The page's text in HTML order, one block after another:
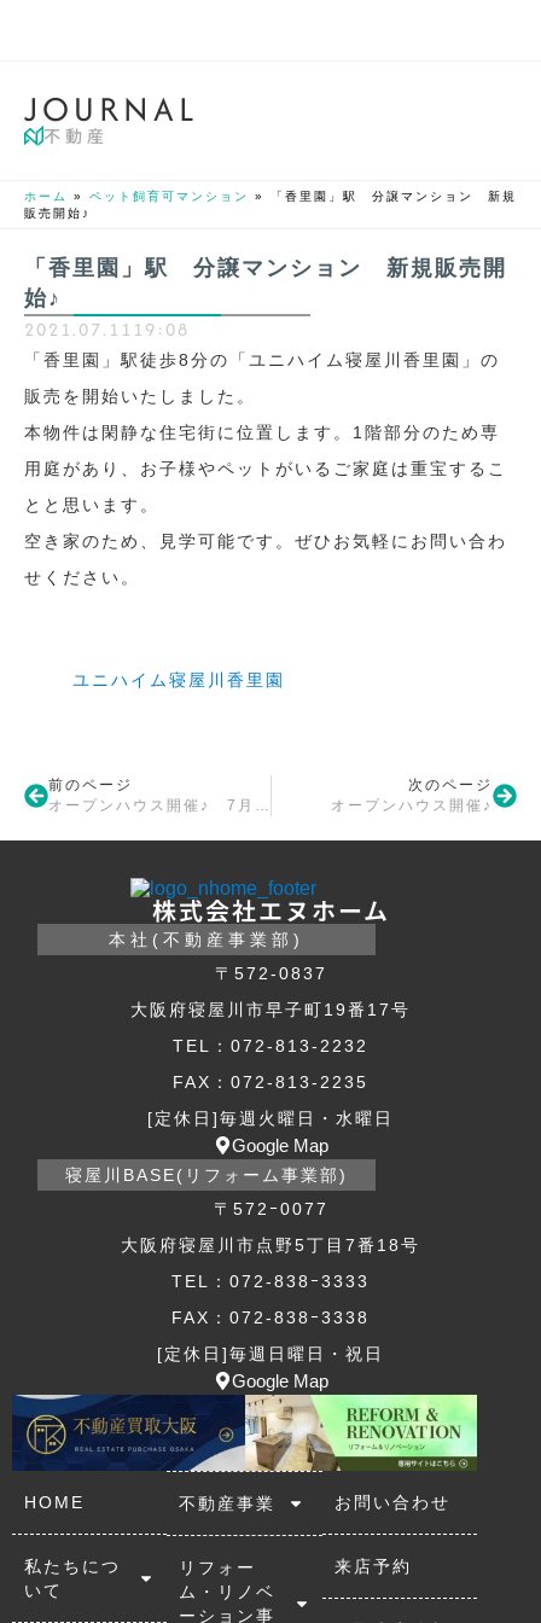
JOU RNAL
不動産
ホーム » ペット飼育可マンション »
「香里園」駅 分譲マンション 新規
販売開始♪
「香里園」駅 分譲マンション 新規販売開
始♪
2021.07.11 19:08
「香里園」駅徒歩8分の「ユニハイム寝屋川香里園」の
販売を開始いたしました。
本物件は閑静な住宅街に位置します。1階部分のため専
用庭があり、お子様やペットがいるご家庭は重宝するこ
とと思います。
空き家のため、見学可能です。ぜひお気軽にお問い合わ
せください。
ユニハイム寝屋川香里園
前のページ
オープンハウス開催♪ 7月11日(日)
次のページ
オープンハウス開催♪
株式会社エヌホーム
本社(不動産事業部)
〒572-0837
大阪府寝屋川市早子町19番17号
TEL：072-813-2232
FAX：072-813-2235
[定休日]毎週火曜日・水曜日
Google Map
寝屋川BASE(リフォーム事業部)
〒572ｰ0077
大阪府寝屋川市点野5丁目7番18号
TEL：072-838ｰ3333
FAX：072-838ｰ3338
[定休日]毎週日曜日・祝日
Google Map
HOME
私たちにつ
いて
不動産事業
リフォー
ム・リノベ
ーション事
お問い合わせ
来店予約